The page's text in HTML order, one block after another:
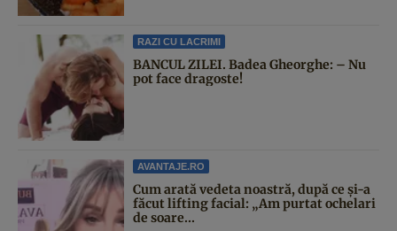
RAZI CU LACRIMI
BANCUL ZILEI. Badea Gheorghe: – Nu
pot face dragoste!
AVANTAJE.RO
Cum arată vedeta noastră, după ce și-a
făcut lifting facial: „Am purtat ochelari
de soare...